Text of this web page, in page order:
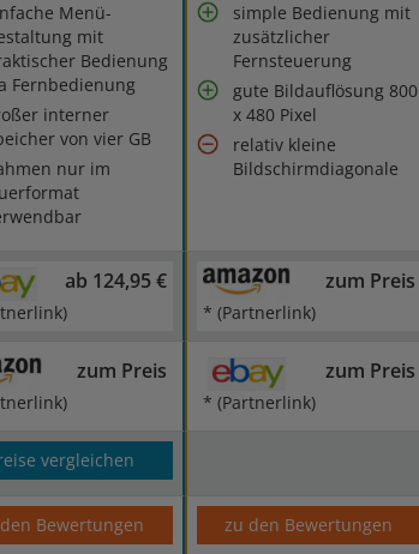
Menü-
mit
Bedienung
Fernbedienung
interner
von vier GB
nur im
simple Bedienung mit
zusätzlicher
Fernsteuerung
gute Bildauflösung 800
x 480 Pixel
relativ kleine
Bildschirmdiagonale
ab 124,95 € zum Preis
* (Partnerlink)
zum Preis zum Preis
* (Partnerlink)
vergleichen
Bewertungen zu den Bewertungen